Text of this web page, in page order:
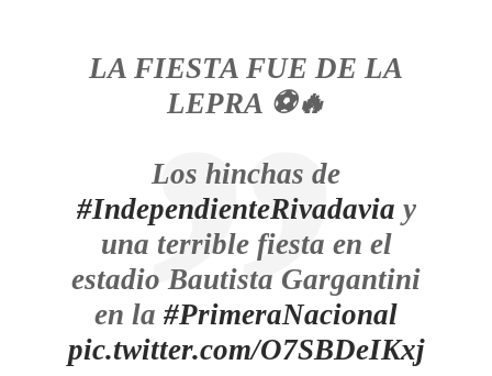
LA FIESTA FUE DE LA
LEPRA ⚽️🔥
Los hinchas de
#IndependienteRivadavia y
una terrible fiesta en el
estadio Bautista Gargantini
en la #PrimeraNacional
pic.twitter.com/O7SBDeIKxj